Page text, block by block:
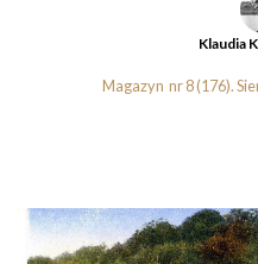
Klaudia
Magazyn nr 8 (176).